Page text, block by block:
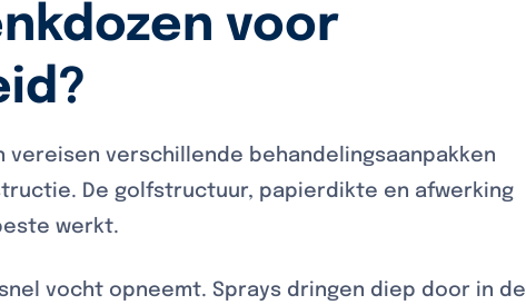
voor
verschillende behandelingsaanpakken
De golfstructuur, papierdikte en afwerking
werkt.
vocht opneemt. Sprays dringen diep door in de